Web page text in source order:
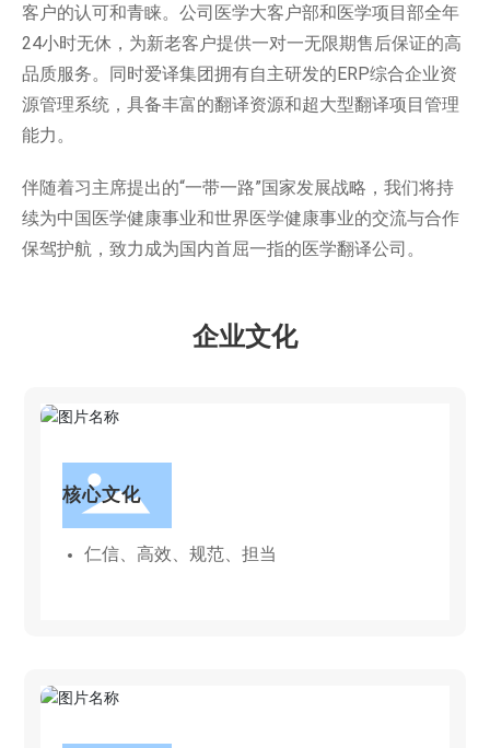
客户的认可和青睐。公司医学大客户部和医学项目部全年
24小时无休，为新老客户提供一对一无限期售后保证的高
品质服务。同时爱译集团拥有自主研发的ERP综合企业资
源管理系统，具备丰富的翻译资源和超大型翻译项目管理
能力。
伴随着习主席提出的“一带一路”国家发展战略，我们将持
续为中国医学健康事业和世界医学健康事业的交流与合作
保驾护航，致力成为国内首屈一指的医学翻译公司。
企业文化
核心文化
仁信、高效、规范、担当